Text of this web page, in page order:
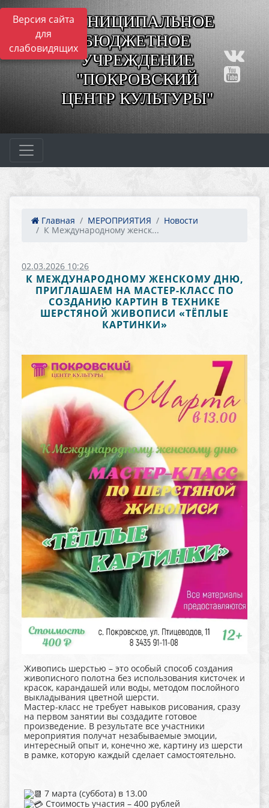
Версия сайта
для
слабовидящих
МУНИЦИПАЛЬНОЕ
БЮДЖЕТНОЕ
УЧРЕЖДЕНИЕ
"ПОКРОВСКИЙ
ЦЕНТР КУЛЬТУРЫ"
Главная МЕРОПРИЯТИЯ
Новости
К Международному женск...
02.03.2026 10:26
К МЕЖДУНАРОДНОМУ ЖЕНСКОМУ ДНЮ,
ПРИГЛАШАЕМ НА МАСТЕР-КЛАСС ПО
СОЗДАНИЮ КАРТИН В ТЕХНИКЕ
ШЕРСТЯНОЙ ЖИВОПИСИ «ТЁПЛЫЕ
КАРТИНКИ»
Живопись шерстью – это особый способ создания
живописного полотна без использования кисточек и
красок, карандашей или воды, методом послойного
выкладывания цветной шерсти.
Мастер-класс не требует навыков рисования, сразу
на первом занятии вы создадите готовое
произведение. В результате все участники
мероприятия получат незабываемые эмоции,
интересный опыт и, конечно же, картину из шерсти
в рамке, которую каждый сделает самостоятельно.
7 марта (суббота) в 13.00
Стоимость участия – 400 рублей